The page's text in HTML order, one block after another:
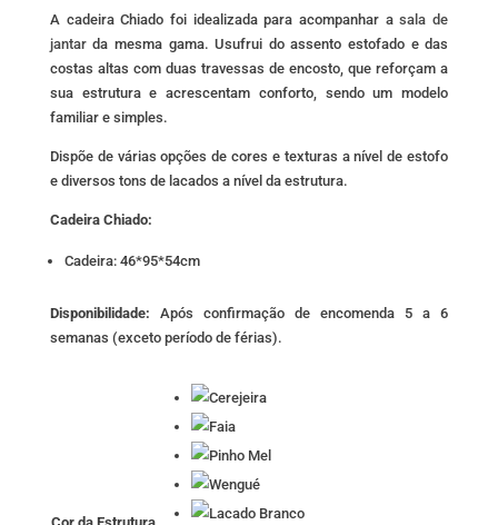
96,48 €
102,37 €
A cadeira Chiado foi idealizada para acompanhar asala de
jantarda mesma gama. Usufrui do assento estofado e das
costas altas com duas travessas de encosto, que reforçam a
sua estrutura e acrescentam conforto, sendo um modelo
familiar e simples.
Dispõe de várias opções de cores e texturas a nível de estofo
e diversos tons de lacados a nível da estrutura.
Cadeira Chiado:
Cadeira: 46*95*54cm
Disponibilidade: Após confirmação de encomenda 5 a 6
semanas (exceto período de férias).